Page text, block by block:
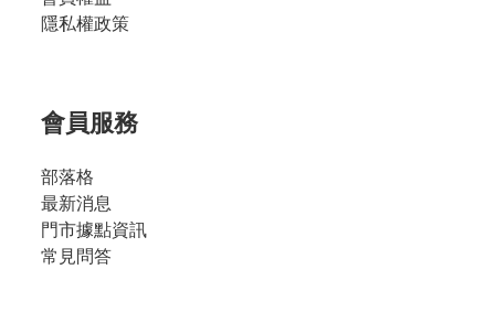
隱私權政策
會員服務
部落格
最新消息
門市據點資訊
常見問答